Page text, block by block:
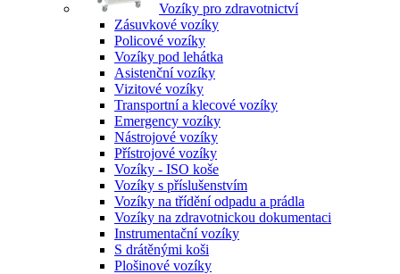
Vozíky pro zdravotnictví
Zásuvkové vozíky
Policové vozíky
Vozíky pod lehátka
Asistenční vozíky
Vizitové vozíky
Transportní a klecové vozíky
Emergency vozíky
Nástrojové vozíky
Přístrojové vozíky
Vozíky - ISO koše
Vozíky s příslušenstvím
Vozíky na třídění odpadu a prádla
Vozíky na zdravotnickou dokumentaci
Instrumentační vozíky
S drátěnými koši
Plošinové vozíky